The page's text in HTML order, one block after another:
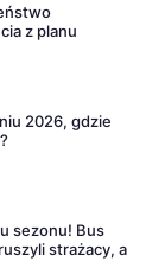
z planu
2026, gdzie
sezonu! Bus
strażacy, a